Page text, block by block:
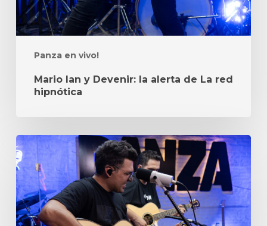
Panza en vivo!
red
hipnótica
Mario Ian y Devenir: la alerta de La red
hipnótica
Marcos
Álvarez
–
El
nombre
de